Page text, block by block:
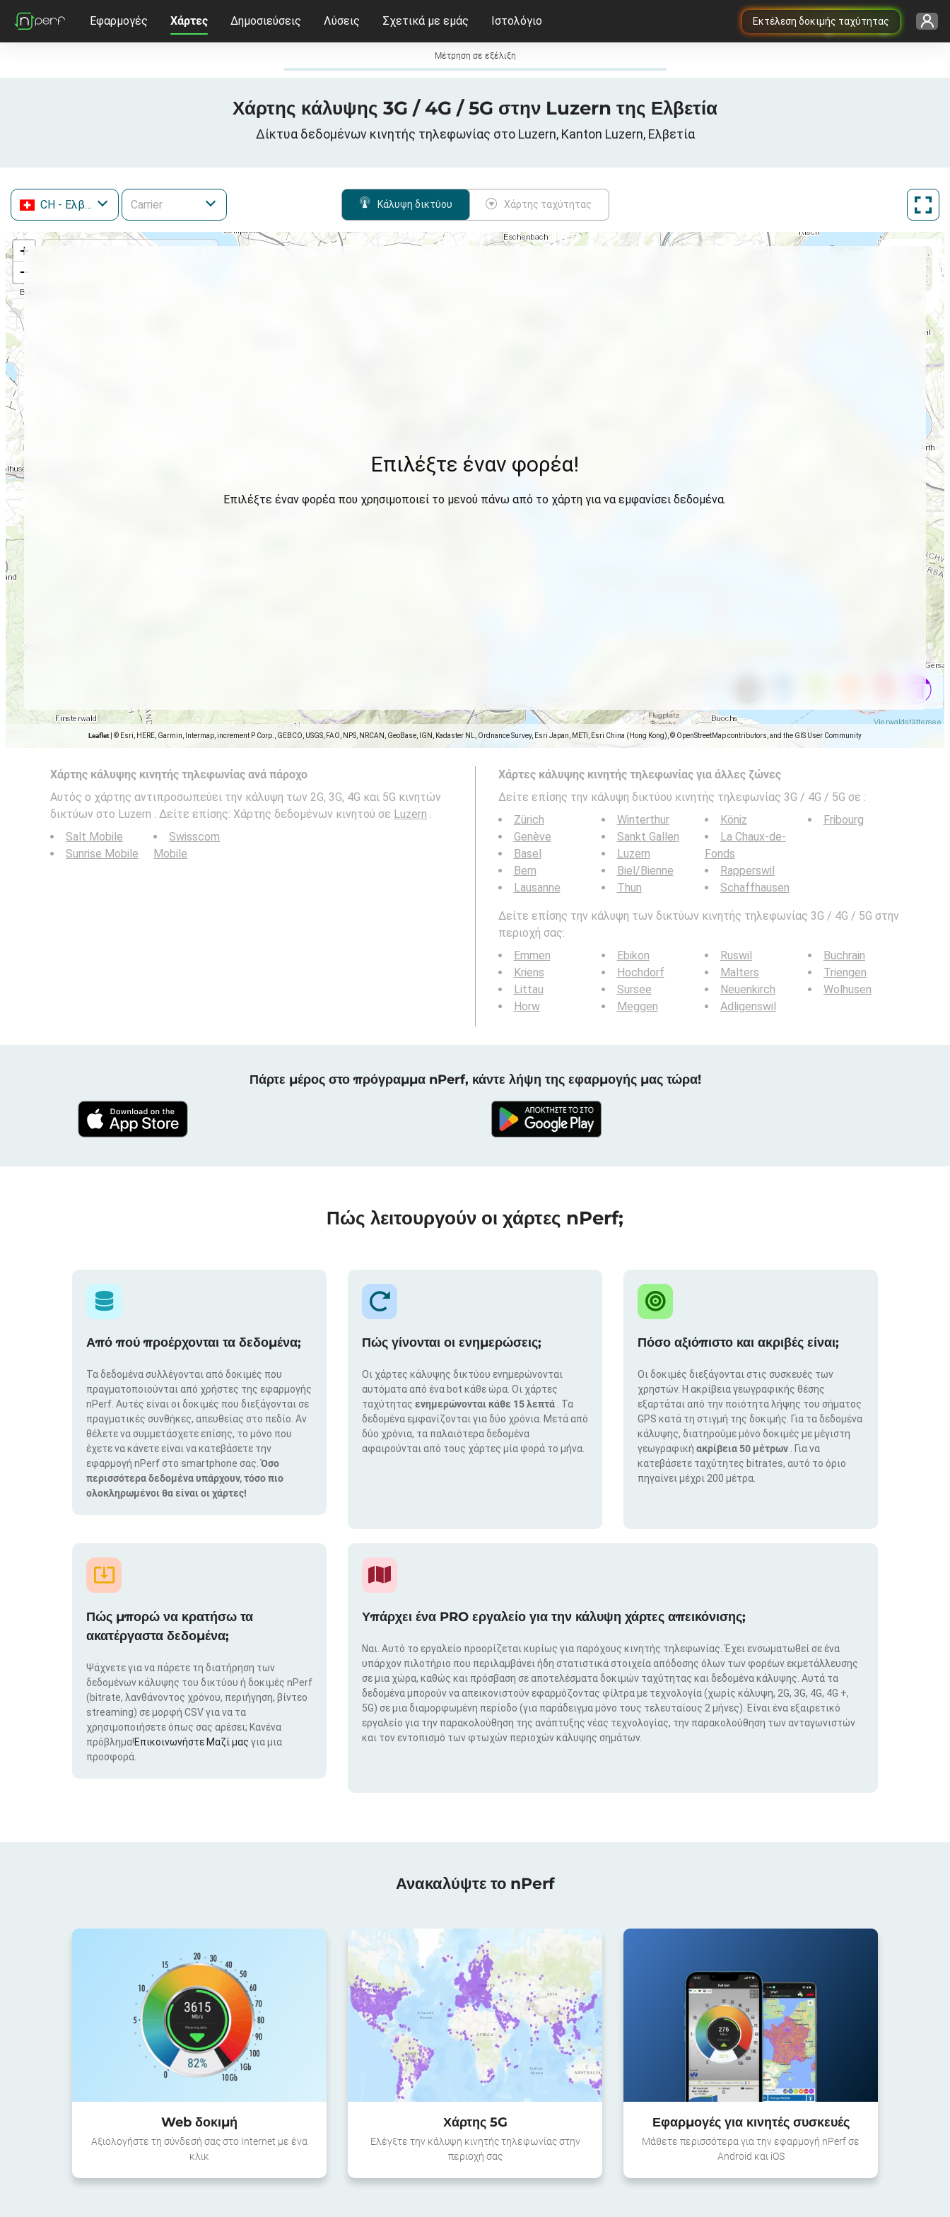
Εκτέλεση δοκιμής ταχύτητας
Εφαρμογές Χάρτες Δημοσιεύσεις Λύσεις Σχετικά με εμάς Ιστολόγιο
Μέτρηση σε εξέλιξη
Χάρτης κάλυψης 3G / 4G / 5G στην Luzern της Ελβετία
Δίκτυα δεδομένων κινητής τηλεφωνίας στο Luzern, Kanton Luzern, Ελβετία
CH - Ελβετία Κάλυψη δικτύου Χάρτης ταχύτητας
+
−
Leaflet © Esri, HERE, Garmin, Intermap, increment P Corp., GEBCO, USGS, FAO, NPS, NRCAN, GeoBase, IGN, Kadaster NL, Ordnance Survey, Esri Japan, METI, Esri China (Hong Kong), © OpenStreetMap contributors, and the GIS User Community
Επιλέξτε έναν φορέα!
Επιλέξτε έναν φορέα που χρησιμοποιεί το μενού πάνω από το χάρτη για να εμφανίσει δεδομένα.
Χάρτης κάλυψης κινητής τηλεφωνίας ανά πάροχο
Αυτός ο χάρτης αντιπροσωπεύει την κάλυψη των 2G, 3G, 4G και 5G κινητών
δικτύων στο Luzern . Δείτε επίσης: Χάρτης δεδομένων κινητού σε Luzern .
Salt Mobile
Sunrise Mobile
Swisscom
Mobile
Χάρτες κάλυψης κινητής τηλεφωνίας για άλλες ζώνες
Δείτε επίσης την κάλυψη δικτύου κινητής τηλεφωνίας 3G / 4G / 5G σε :
Zürich
Genève
Basel
Bern
Lausanne
Winterthur
Sankt Gallen
Luzern
Biel/Bienne
Thun
Köniz
La Chaux-de-
Fonds
Rapperswil
Schaffhausen
Fribourg
Δείτε επίσης την κάλυψη των δικτύων κινητής τηλεφωνίας 3G / 4G / 5G στην
περιοχή σας:
Emmen
Kriens
Littau
Horw
Ebikon
Hochdorf
Sursee
Meggen
Ruswil
Malters
Neuenkirch
Adligenswil
Buchrain
Triengen
Wolhusen
Πάρτε μέρος στο πρόγραμμα nPerf, κάντε λήψη της εφαρμογής μας τώρα!
Πώς λειτουργούν οι χάρτες nPerf;
Από πού προέρχονται τα δεδομένα;
Τα δεδομένα συλλέγονται από δοκιμές που
πραγματοποιούνται από χρήστες της εφαρμογής
nPerf. Αυτές είναι οι δοκιμές που διεξάγονται σε
πραγματικές συνθήκες, απευθείας στο πεδίο. Αν
θέλετε να συμμετάσχετε επίσης, το μόνο που
έχετε να κάνετε είναι να κατεβάσετε την
εφαρμογή nPerf στο smartphone σας.Όσο
περισσότερα δεδομένα υπάρχουν, τόσο πιο
ολοκληρωμένοι θα είναι οι χάρτες!
Πώς γίνονται οι ενημερώσεις;
Οι χάρτες κάλυψης δικτύου ενημερώνονται
αυτόματα από ένα bot κάθε ώρα. Οι χάρτες
ταχύτητας ενημερώνονται κάθε 15 λεπτά
. Τα
δεδομένα εμφανίζονται για δύο χρόνια. Μετά από
δύο χρόνια, τα παλαιότερα δεδομένα
αφαιρούνται από τους χάρτες μία φορά το μήνα.
Πόσο αξιόπιστο και ακριβές είναι;
Οι δοκιμές διεξάγονται στις συσκευές των
χρηστών. Η ακρίβεια γεωγραφικής θέσης
εξαρτάται από την ποιότητα λήψης του σήματος
GPS κατά τη στιγμή της δοκιμής. Για τα δεδομένα
κάλυψης, διατηρούμε μόνο δοκιμές με μέγιστη
γεωγραφική ακρίβεια 50 μέτρων
. Για να
κατεβάσετε ταχύτητες bitrates, αυτό το όριο
πηγαίνει μέχρι 200 μέτρα.
Πώς μπορώ να κρατήσω τα
ακατέργαστα δεδομένα;
Ψάχνετε για να πάρετε τη διατήρηση των
δεδομένων κάλυψης του δικτύου ή δοκιμές nPerf
(bitrate, λανθάνοντος χρόνου, περιήγηση, βίντεο
streaming) σε μορφή CSV για να τα
χρησιμοποιήσετε όπως σας αρέσει; Κανένα
πρόβλημα!Επικοινωνήστε Μαζί μας για μια
προσφορά.
Υπάρχει ένα PRO εργαλείο για την κάλυψη χάρτες απεικόνισης;
Ναι. Αυτό το εργαλείο προορίζεται κυρίως για παρόχους κινητής τηλεφωνίας. Έχει ενσωματωθεί σε ένα
υπάρχον πιλοτήριο που περιλαμβάνει ήδη στατιστικά στοιχεία απόδοσης όλων των φορέων εκμετάλλευσης
σε μια χώρα, καθώς και πρόσβαση σε αποτελέσματα δοκιμών ταχύτητας και δεδομένα κάλυψης. Αυτά τα
δεδομένα μπορούν να απεικονιστούν εφαρμόζοντας φίλτρα με τεχνολογία (χωρίς κάλυψη, 2G, 3G, 4G, 4G +,
5G) σε μια διαμορφωμένη περίοδο (για παράδειγμα μόνο τους τελευταίους 2 μήνες). Είναι ένα εξαιρετικό
εργαλείο για την παρακολούθηση της ανάπτυξης νέας τεχνολογίας, την παρακολούθηση των ανταγωνιστών
και τον εντοπισμό των φτωχών περιοχών κάλυψης σημάτων.
Ανακαλύψτε το nPerf
Web δοκιμή
Αξιολογήστε τη σύνδεσή σας στο Internet με ένα
κλικ
Χάρτης 5G
Ελέγξτε την κάλυψη κινητής τηλεφωνίας στην
περιοχή σας
Εφαρμογές για κινητές συσκευές
Μάθετε περισσότερα για την εφαρμογή nPerf σε
Android και iOS